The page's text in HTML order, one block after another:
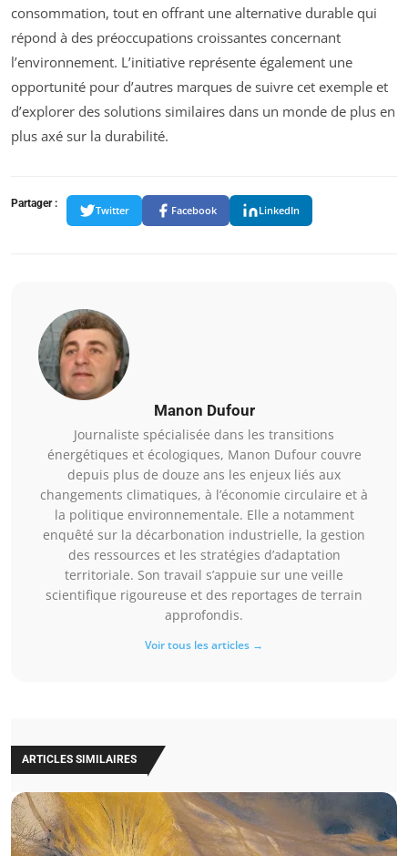
consommation, tout en offrant une alternative durable qui
répond à des préoccupations croissantes concernant
l’environnement. L’initiative représente également une
opportunité pour d’autres marques de suivre cet exemple et
d’explorer des solutions similaires dans un monde de plus en
plus axé sur la durabilité.
Partager :
Twitter Facebook LinkedIn
Manon Dufour
Journaliste spécialisée dans les transitions
énergétiques et écologiques, Manon Dufour couvre
depuis plus de douze ans les enjeux liés aux
changements climatiques, à l’économie circulaire et à
la politique environnementale. Elle a notamment
enquêté sur la décarbonation industrielle, la gestion
des ressources et les stratégies d’adaptation
territoriale. Son travail s’appuie sur une veille
scientifique rigoureuse et des reportages de terrain
approfondis.
Voir tous les articles →
ARTICLES SIMILAIRES